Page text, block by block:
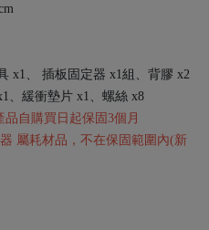
x1、 插板固定器 x1組、背膠 x2
衝墊片 x1、螺絲 x8
自購買日起保固3個月
材品，不在保固範圍內(新